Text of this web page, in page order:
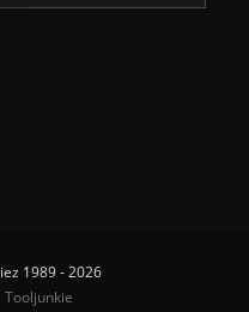
iez 1989 - 2026
Tooljunkie